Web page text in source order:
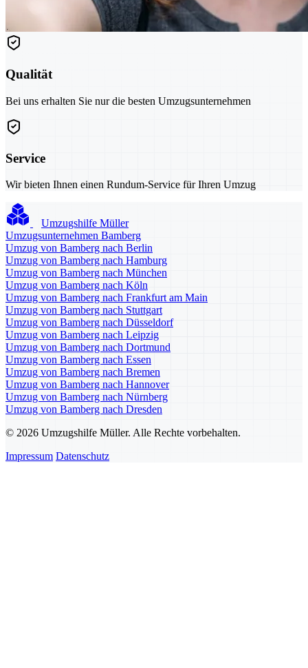
Qualität
Bei uns erhalten Sie nur die besten Umzugsunternehmen
Service
Wir bieten Ihnen einen Rundum-Service für Ihren Umzug
Umzugshilfe Müller
Umzugsunternehmen Bamberg
Umzug von Bamberg nach Berlin
Umzug von Bamberg nach Hamburg
Umzug von Bamberg nach München
Umzug von Bamberg nach Köln
Umzug von Bamberg nach Frankfurt am Main
Umzug von Bamberg nach Stuttgart
Umzug von Bamberg nach Düsseldorf
Umzug von Bamberg nach Leipzig
Umzug von Bamberg nach Dortmund
Umzug von Bamberg nach Essen
Umzug von Bamberg nach Bremen
Umzug von Bamberg nach Hannover
Umzug von Bamberg nach Nürnberg
Umzug von Bamberg nach Dresden
© 2026 Umzugshilfe Müller. Alle Rechte vorbehalten.
Impressum Datenschutz